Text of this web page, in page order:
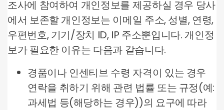
조사에 참여하여 개인정보를 제공하실 경우 당사
에서 보존할 개인정보는 이메일 주소, 성별, 연령,
우편번호, 기기/장치 ID, IP 주소뿐입니다. 개인정
보가 필요한 이유는 다음과 같습니다.
경품이나 인센티브 수령 자격이 있는 경우
연락을 취하기 위해 관련 법률 또는 규정(예:
과세법 등(해당하는 경우))의 요구에 따라